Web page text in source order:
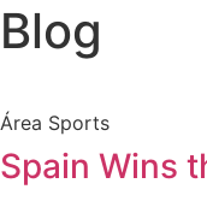
Blog
Área Sports
Spain Wins